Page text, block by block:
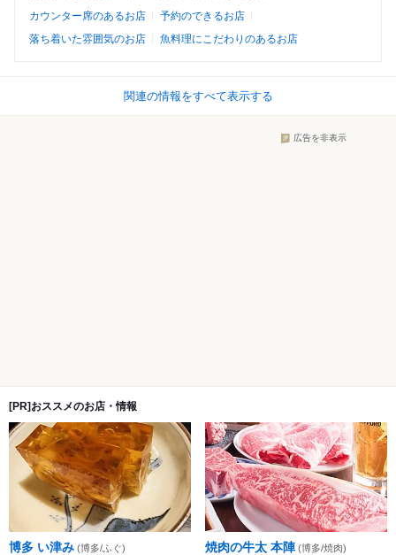
カウンター席のあるお店
予約のできるお店
落ち着いた雰囲気のお店
魚料理にこだわりのあるお店
関連の情報をすべて表示する
広告を非表示
[PR]おススメのお店・情報
博多 い津み (博多/ふぐ) 焼肉の牛太 本陣 (博多/焼肉)